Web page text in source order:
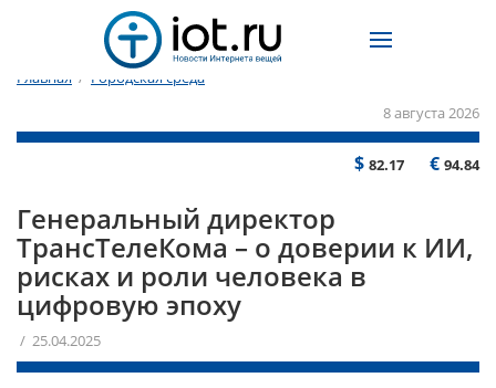
Главная / Городская среда
8 августа 2026
$ 82.17 € 94.84
Генеральный директор
ТрансТелеКома – о доверии к ИИ,
рисках и роли человека в
цифровую эпоху
/ 25.04.2025